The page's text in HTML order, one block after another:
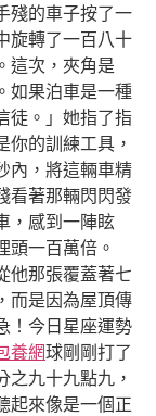
殘的車子按了一
旋轉了一百八十
這次，夾角是
如果泊車是一種
徒。」她指了指
的訓練工具，
內，將這輛車精
看著那輛閃閃發
，感到一陣眩
頭一百萬倍。
他那張覆蓋著七
而是因為屋頂傳
！今日星座運勢
養網球剛剛打了
九十九點九，
起來像是一個正